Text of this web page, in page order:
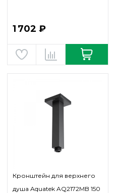
1 702 ₽
Кронштейн для верхнего
душа Aquatek AQ2172MB 150